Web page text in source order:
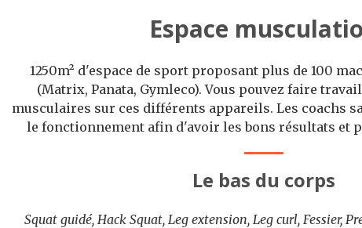
Espace
1250m² d'espace de sport proposant plus de 100
(Matrix, Panata, Gymleco). Vous pouvez faire
musculaires sur ces différents appareils. Les coachs
le fonctionnement afin d'avoir les bons résultats et
Le bas du corps
Squat guidé, Hack Squat, Leg extension, Leg curl, Fessier,